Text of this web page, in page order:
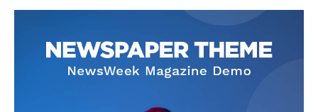
Diario los Andes
Contacto